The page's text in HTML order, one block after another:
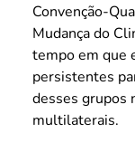
Convenção-
Mudança do
tempo em que
persistentes
desses grupos
multilaterais.